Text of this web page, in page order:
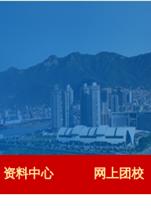
资料中心 网上团校